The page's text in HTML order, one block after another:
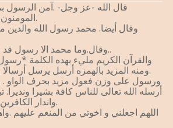
قال الله -عز وجل- .آمن الرسول
المومنون… أواخر سورة البقرة.
وقال أيضا. محمد رسول الله والدين
وقال.وما محمد الا رسول قد خلت من قبله الرسل..
والقرآن الكريم مليء بهده الكلمة
ومنه المزيد بالهمزه أرسل يرسل أرسالا وهو مرسل ومرسول.
ورسول على وزن فعول مزيد بحرف الواو
أرسله الله تعالى للناس كافة بشيرا ونديرا.
واندار الكافرين و المنافقين من النار.
اللهم اجعلني و اخوتي من المنعم عليهم